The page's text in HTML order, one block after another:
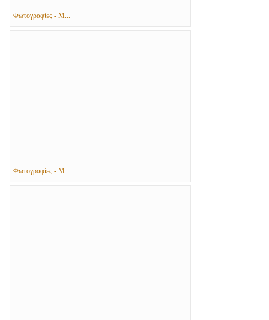
Φωτογραφίες - Μ...
Φωτογραφίες - Μ...